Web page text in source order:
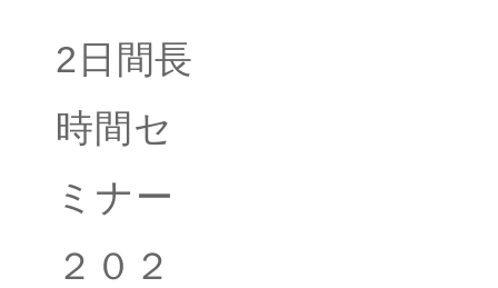
2日間長
時間セ
ミナー
２０２